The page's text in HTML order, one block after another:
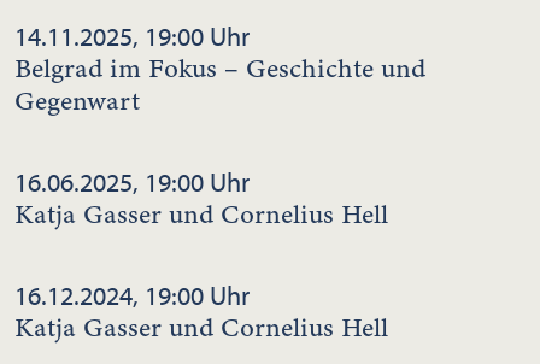
14.11.2025, 19:00 Uhr
Belgrad im Fokus – Geschichte und
Gegenwart
16.06.2025, 19:00 Uhr
Katja Gasser und Cornelius Hell
16.12.2024, 19:00 Uhr
Katja Gasser und Cornelius Hell